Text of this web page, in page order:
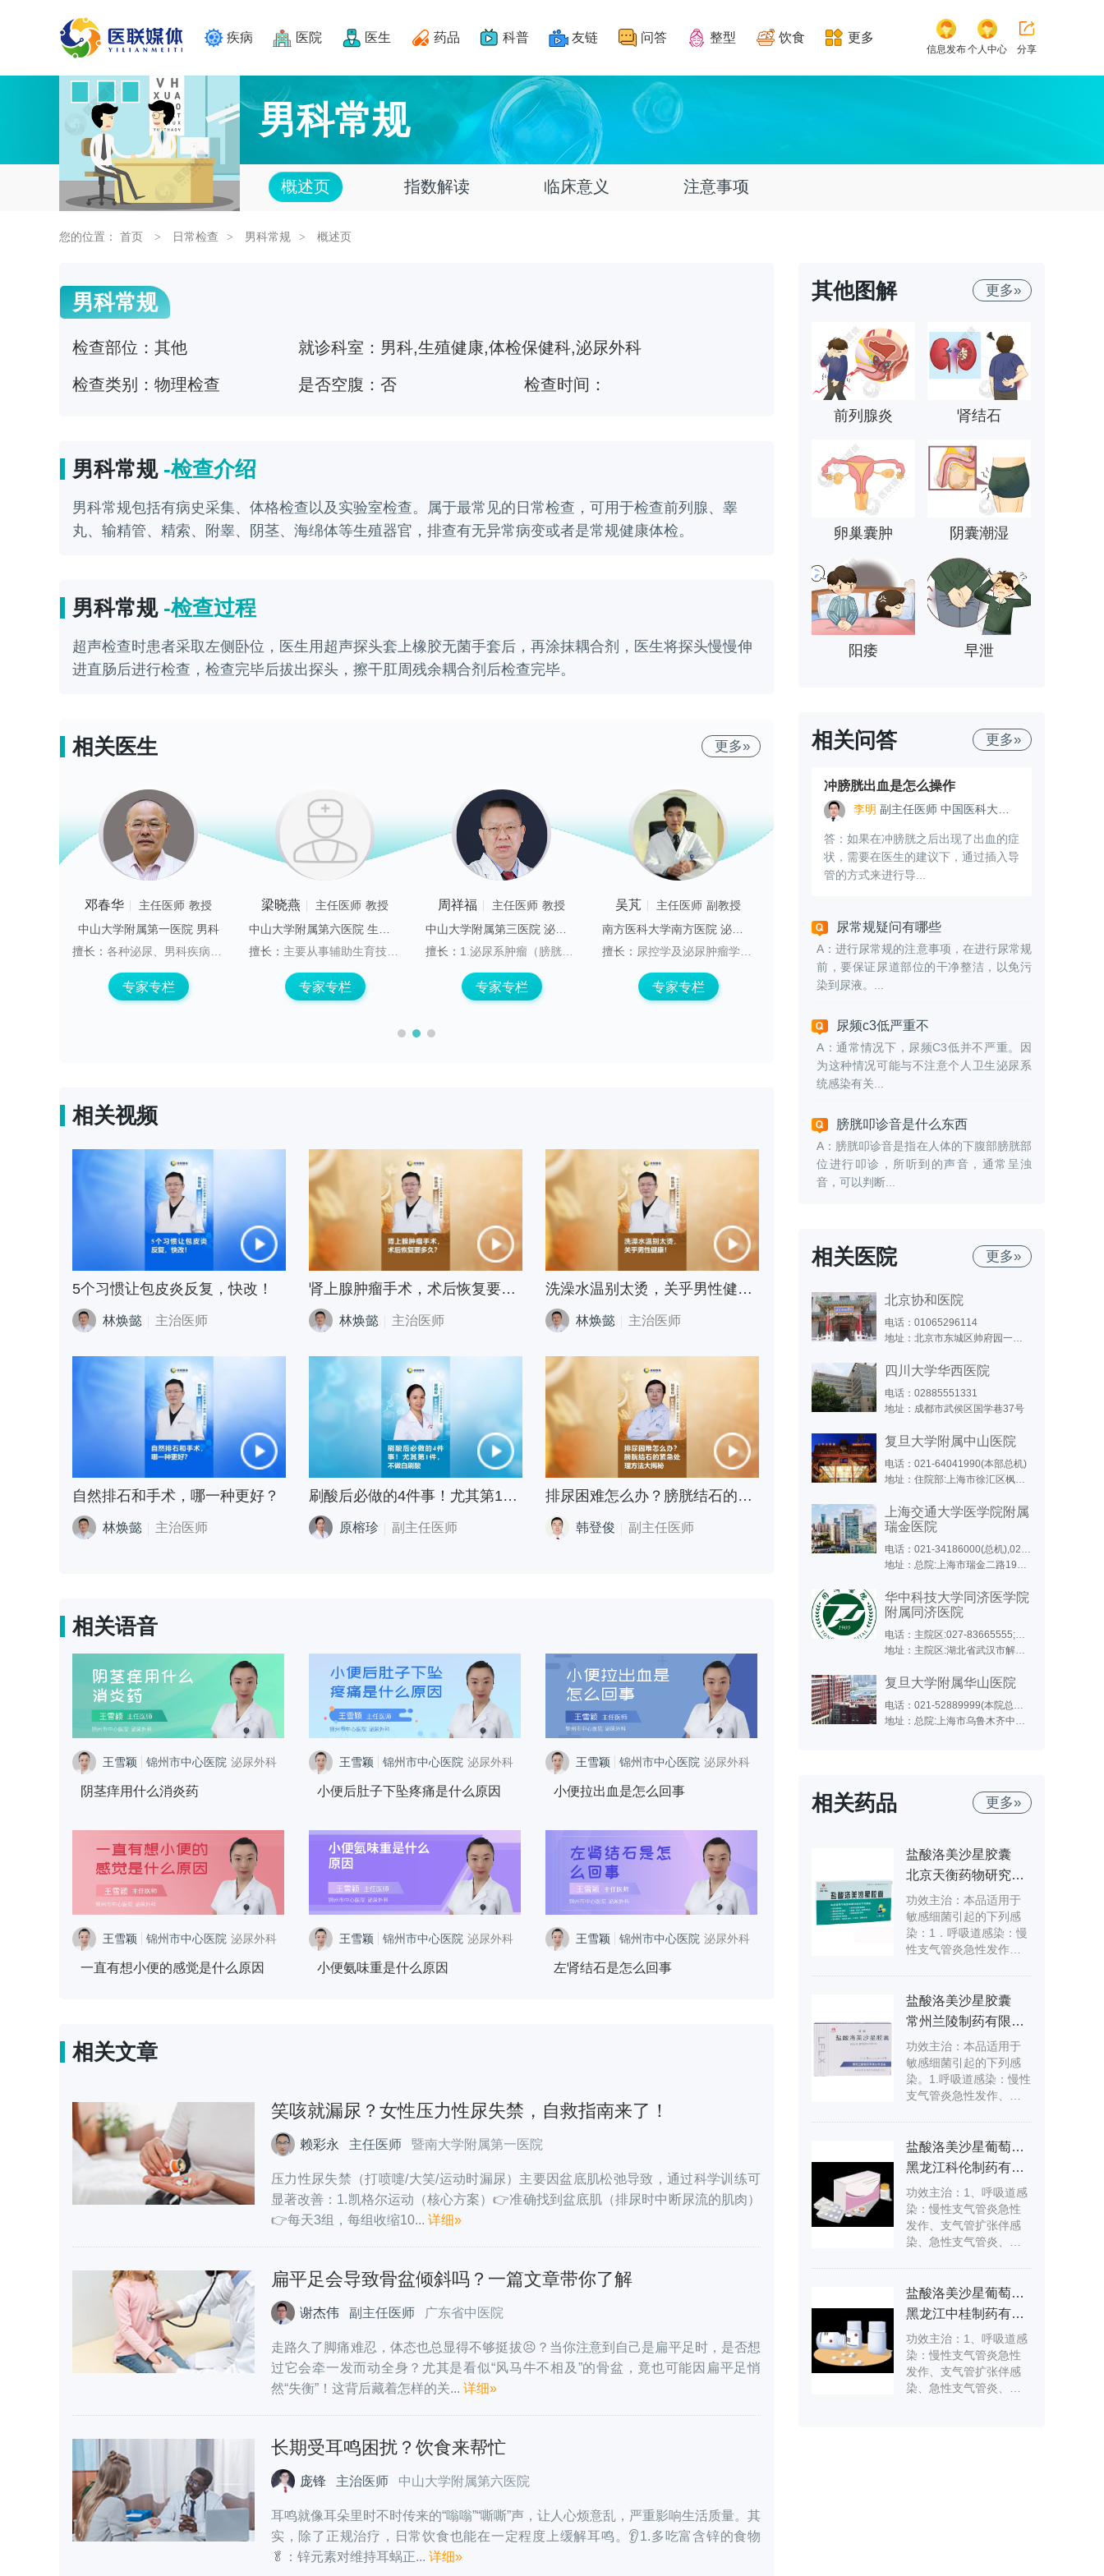
疾病 医院 医生 药品 科普 友链 问答 整型 饮食 更多
信息发布个人中心 分享
男科常规
概述页 指数解读 临床意义 注意事项
您的位置： 首页 > 日常检查 > 男科常规 > 概述页
男科常规
检查部位： 其他 就诊科室： 男科,生殖健康,体检保健科,泌尿外科
检查类别： 物理检查 是否空腹： 否 检查时间：
男科常规 -检查介绍
男科常规包括有病史采集、体格检查以及实验室检查。属于最常见的日常检查，可用于检查前列腺、睾
丸、输精管、精索、附睾、阴茎、海绵体等生殖器官，排查有无异常病变或者是常规健康体检。
男科常规 -检查过程
超声检查时患者采取左侧卧位，医生用超声探头套上橡胶无菌手套后，再涂抹耦合剂，医生将探头慢慢伸
进直肠后进行检查，检查完毕后拔出探头，擦干肛周残余耦合剂后检查完毕。
相关医生 更多»
邓春华 主任医师 教授
中山大学附属第一医院 男科
擅长： 各种泌尿、男科疾病的诊断与处理，在男科学疾病、前列腺疾病、泌尿、男生殖系统肿瘤、结石及男性健康管理等方面有丰富的临床经验。
专家专栏
梁晓燕 主任医师 教授
擅长： 主要从事辅助生育技术的应用及生殖内分泌研究方面。
专家专栏
周祥福 主任医师 教授
擅长： 1.泌尿系肿瘤（膀胱癌、肾癌、前列腺癌等）诊断治疗，尤其在泌尿系巨大肿瘤的手术方面有丰富经验；2.对女性尿频、尿急和尿失禁诊断及治疗积累了丰富的经验；3.泌尿系疾病的微创手术治疗。
专家专栏
吴芃 主任医师 副教授
擅长： 尿控学及泌尿肿瘤学。擅长前列腺增生症、尿失禁、膀胱功能障碍、盆腔疼痛综合征；前列腺癌、肾癌及膀胱癌的诊疗。
专家专栏
中山大学附属第一医院东院 泌尿外科
泌尿系结石、良性前列腺增生症、前列腺炎及泌尿系肿瘤（肾肿瘤、输尿管肿瘤、膀胱肿瘤、前列腺癌）等疾病的诊断和治疗。
专家专栏
擅长：泌尿肿瘤、结石及男科疾病的诊治。
相关视频
5个习惯让包皮炎反复，快改！
林焕懿 主治医师
肾上腺肿瘤手术，术后恢复要多久？
林焕懿 主治医师
洗澡水温别太烫，关乎男性健康！
林焕懿 主治医师
自然排石和手术，哪一种更好？
林焕懿 主治医师
刷酸后必做的4件事！尤其第1件，不做白刷酸
原榕珍 副主任医师
排尿困难怎么办？膀胱结石的紧急处理方法大揭秘
韩登俊 副主任医师
相关语音
王雪颖 锦州市中心医院 泌尿外科
阴茎痒用什么消炎药
王雪颖 锦州市中心医院 泌尿外科
小便后肚子下坠疼痛是什么原因
王雪颖 锦州市中心医院 泌尿外科
小便拉出血是怎么回事
王雪颖 锦州市中心医院 泌尿外科
一直有想小便的感觉是什么原因
王雪颖 锦州市中心医院 泌尿外科
小便氨味重是什么原因
王雪颖 锦州市中心医院 泌尿外科
左肾结石是怎么回事
相关文章
笑咳就漏尿？女性压力性尿失禁，自救指南来了！
赖彩永 主任医师 暨南大学附属第一医院
压力性尿失禁（打喷嚏/大笑/运动时漏尿）主要因盆底肌松弛导致，通过科学训练可
显著改善：1.凯格尔运动（核心方案）👉准确找到盆底肌（排尿时中断尿流的肌肉）
👉每天3组，每组收缩10... 详细»
扁平足会导致骨盆倾斜吗？一篇文章带你了解
谢杰伟 副主任医师 广东省中医院
走路久了脚痛难忍，体态也总显得不够挺拔😣？当你注意到自己是扁平足时，是否想
过它会牵一发而动全身？尤其是看似“风马牛不相及”的骨盆，竟也可能因扁平足悄
然“失衡”！这背后藏着怎样的关... 详细»
长期受耳鸣困扰？饮食来帮忙
庞锋 主治医师 中山大学附属第六医院
耳鸣就像耳朵里时不时传来的“嗡嗡”“嘶嘶”声，让人心烦意乱，严重影响生活质量。其
实，除了正规治疗，日常饮食也能在一定程度上缓解耳鸣。👂1.多吃富含锌的食物
🥬：锌元素对维持耳蜗正... 详细»
其他图解 更多»
前列腺炎 肾结石
卵巢囊肿 阴囊潮湿
阳痿 早泄
相关问答 更多»
冲膀胱出血是怎么操作
李明 副主任医师 中国医科大学附属盛京医院
答：如果在冲膀胱之后出现了出血的症
状，需要在医生的建议下，通过插入导
管的方式来进行导...
尿常规疑问有哪些
A：进行尿常规的注意事项，在进行尿常规
前，要保证尿道部位的干净整洁，以免污
染到尿液。...
尿频c3低严重不
A：通常情况下，尿频C3低并不严重。因
为这种情况可能与不注意个人卫生泌尿系
统感染有关...
膀胱叩诊音是什么东西
A：膀胱叩诊音是指在人体的下腹部膀胱部
位进行叩诊，所听到的声音，通常呈浊
音，可以判断...
相关医院 更多»
北京协和医院
电话：01065296114
地址：北京市东城区帅府园一号（东院）；北京市西城区大木仓胡同41号（西院）
四川大学华西医院
电话：02885551331
地址：成都市武侯区国学巷37号
复旦大学附属中山医院
电话：021-64041990(本部总机)
地址：住院部:上海市徐汇区枫林路180号;东院:上海市徐汇区斜土路的1609号;西院:上海市徐汇区医学院路111号;特需门诊、生殖医学中心(15号楼):上海市小木桥路260号
上海交通大学医学院附属
瑞金医院
电话：021-34186000(总机),021-64370045(总机),021-64717398(远洋分院),021-67888999(北院)
地址：总院:上海市瑞金二路197号(永嘉路口);北院:嘉定区嘉定新城中心区(马陆镇)希望路999号;远洋分院:上海市徐汇区淮海中路1174号
华中科技大学同济医学院
附属同济医院
电话：主院区:027-83665555;光谷院区:02763639393;中法新城:027-69378083
地址：主院区:湖北省武汉市解放大道1095号;光谷院区:武汉市东湖新技术开发区高新大道501号,位于东三环线与光谷三路之间,光谷生物城斜对面;中法新城院区:武汉市蔡甸区新天大道288号
复旦大学附属华山医院
电话：021-52889999(本院总机),021-50301999(东院总机),021-50301999转1000(东院咨询电话),021-50309919(东院预约),021-66895999(北院)
地址：总院:上海市乌鲁木齐中路12号;东院:浦东新区红枫路525号（近明月路）;北院:宝山区陆翔路108号（镜泊湖路518号）;江苏路分部:江苏路796号;静安分院:上海市西康路259号(新闸路口);肝病门诊:上海市静安区长乐路1040号;西院:闵行区金光路958号
相关药品 更多»
盐酸洛美沙星胶囊
北京天衡药物研究院南阳天衡制药厂
功效主治：本品适用于
敏感细菌引起的下列感
染：1．呼吸道感染：慢
性支气管炎急性发作、
2．泌尿生殖系统感染：
急性膀胱炎、急性肾盂
肾炎、复杂性尿路感
染，慢性尿路感染急性
发作、急慢性前列腺炎
及淋病奈瑟菌尿道炎或
宫颈炎（包括产酶株所
门菌属、产肠毒素大肠
杆菌、亲水气单胞菌、
腹腔、胆道、伤寒等感
染。5.骨和关节感染。
6．皮肤软组织感染。
7．败血症等全身感染。
等。
盐酸洛美沙星胶囊
常州兰陵制药有限公司
功效主治：本品适用于
敏感细菌引起的下列感
染。1.呼吸道感染：慢性
支气管炎急性发作、支
尿生殖系统感染：急性
膀胱炎、急性肾盂肾
炎、复杂性尿路感染，
慢性尿路感染急性发
作、急慢性前列腺炎及
淋病奈瑟菌尿道炎或宫
颈炎(包括产酶株所致者)
属、产肠毒素大肠杆
菌、亲水气单胞菌、副
腔、胆道、伤寒等感
染。5.骨和关节感染。6.
皮肤软组织感染。7.败血
症等全身感染。8.其他感
盐酸洛美沙星葡萄糖注射液
黑龙江科伦制药有限公司
功效主治：1、呼吸道感
染：慢性支气管炎急性
发作、支气管扩张伴感
染、急性支气管炎、肺
性肾盂肾炎、慢性尿路
感染急性发作、急慢性
前列腺炎、单纯性淋病
等。3、腹腔、胆道、肠
道及伤寒等感染。4、皮
肤软组织感染。5、其它
感染，如鼻窦炎、中耳
盐酸洛美沙星葡萄糖注射液
黑龙江中桂制药有限公司
功效主治：1、呼吸道感
染：慢性支气管炎急性
发作、支气管扩张伴感
染、急性支气管炎、肺